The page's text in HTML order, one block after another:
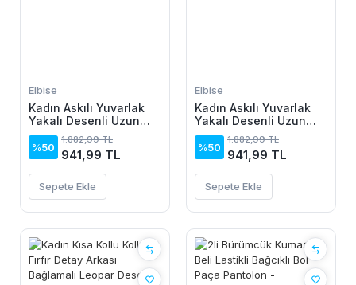
Elbise
Kadın Askılı Yuvarlak
Yakalı Desenli Uzun
Süprem Elbise
%50
1.882,99 TL
941,99 TL
Sepete Ekle
Elbise
Kadın Askılı Yuvarlak
Yakalı Desenli Uzun
Süprem Elbise
%50
1.882,99 TL
941,99 TL
Sepete Ekle